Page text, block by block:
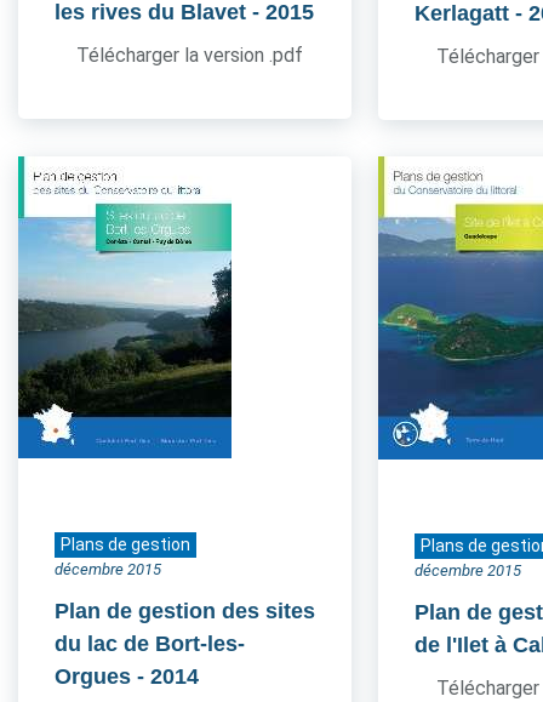
les rives du Blavet - 2015
Télécharger la version .pdf
Kerlagatt -
Plans de gestion
décembre 2015
Plan de gestion des sites
du lac de Bort-les-
Orgues - 2014
Plans de
décembre 2015
Plan de
de l'Ilet à